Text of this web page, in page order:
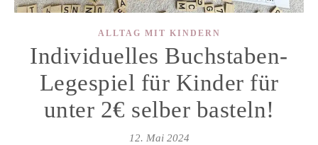
ALLTAG MIT KINDERN
Individuelles Buchstaben-
Legespiel für Kinder für
unter 2€ selber basteln!
12. Mai 2024